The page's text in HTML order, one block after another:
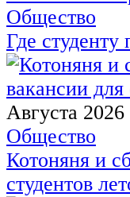
Общество
Где студенту
Августа
Общество
Котоняня и
студентов